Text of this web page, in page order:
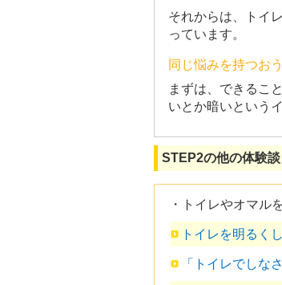
それからは、トイ
っています。
同じ悩みを持つお
まずは、できるこ
いとか暗いという
STEP2の他の体験
・トイレやオマル
トイレを明るく
「トイレでしな